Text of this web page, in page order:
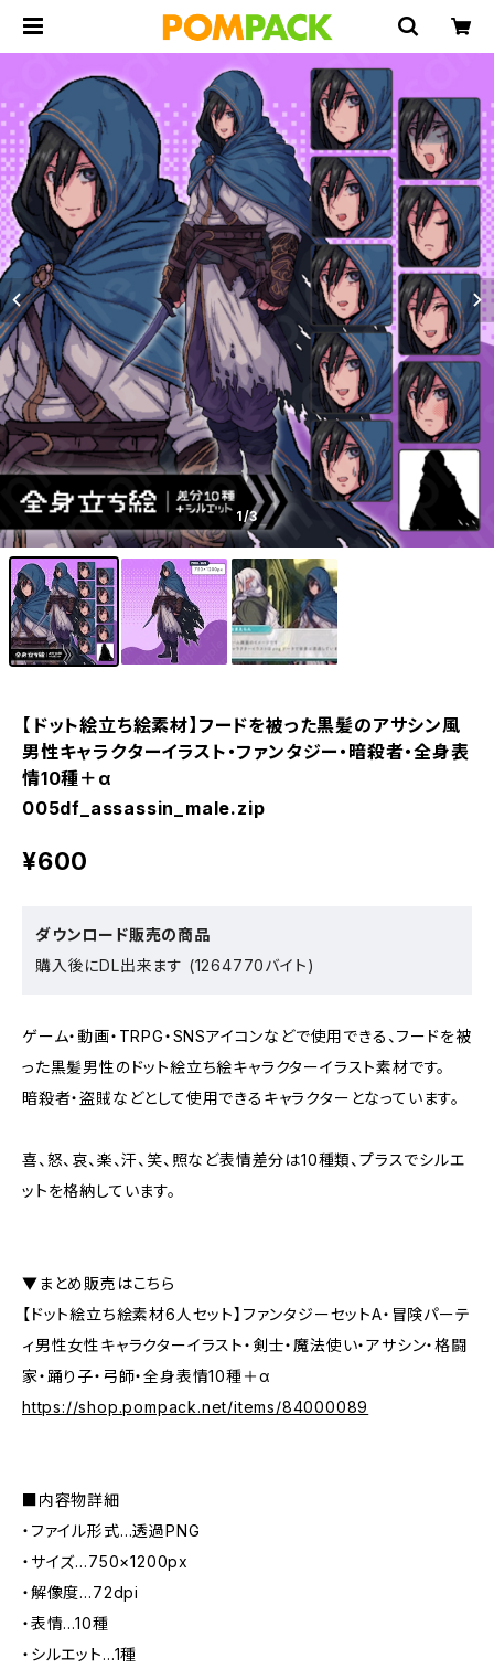
1/3
【ドット絵立ち絵素材】フードを被った黒髪のアサシン風
男性キャラクターイラスト・ファンタジー・暗殺者・全身表
情10種＋α
005df_assassin_male.zip
¥600
ダウンロード販売の商品
購入後にDL出来ます (1264770バイト)
ゲーム・動画・TRPG・SNSアイコンなどで使用できる、フードを被
った黒髪男性のドット絵立ち絵キャラクターイラスト素材です。
暗殺者・盗賊などとして使用できるキャラクターとなっています。
喜、怒、哀、楽、汗、笑、照など表情差分は10種類、プラスでシルエ
ットを格納しています。
▼まとめ販売はこちら
【ドット絵立ち絵素材6人セット】ファンタジーセットA・冒険パーテ
ィ男性女性キャラクターイラスト・剣士・魔法使い・アサシン・格闘
家・踊り子・弓師・全身表情10種＋α
https://shop.pompack.net/items/84000089
■内容物詳細
・ファイル形式…透過PNG
・サイズ…750×1200px
・解像度…72dpi
・表情…10種
・シルエット…1種